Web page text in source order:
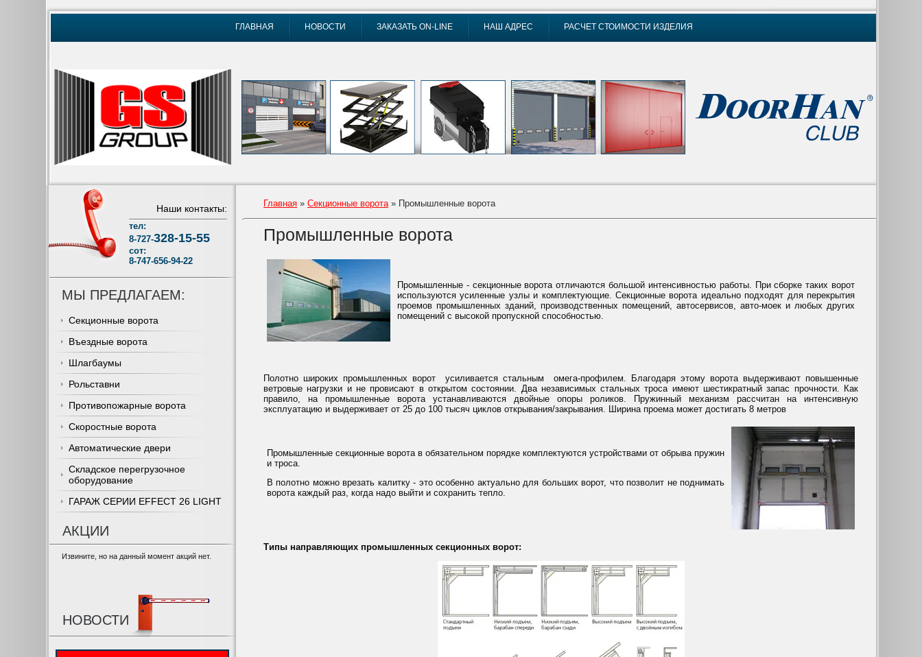
ГЛАВНАЯ НОВОСТИ ЗАКАЗАТЬ ON-LINE НАШ АДРЕС РАСЧЕТ СТОИМОСТИ ИЗДЕЛИЯ
Наши контакты:
тел:
8-727-328-15-55
сот:
8-747-656-94-22
МЫ ПРЕДЛАГАЕМ:
Секционные ворота
Въездные ворота
Шлагбаумы
Рольставни
Противопожарные ворота
Скоростные ворота
Автоматические двери
Складское перегрузочное
оборудование
ГАРАЖ СЕРИИ EFFECT 26 LIGHT
АКЦИИ
Извините, но на данный момент акций нет.
НОВОСТИ
Главная » Секционные ворота» Промышленные ворота
Промышленные ворота
Промышленные - секционные ворота отличаются большой интенсивностью работы. При сборке таких ворот
используются усиленные узлы и комплектующие. Секционные ворота идеально подходят для перекрытия
проемов промышленных зданий, производственных помещений, автосервисов, авто-моек и любых других
помещений с высокой пропускной способностью.
Полотно широких промышленных ворот усиливается стальным омега-профилем. Благодаря этому ворота выдерживают повышенные
ветровые нагрузки и не провисают в открытом состоянии. Два независимых стальных троса имеют шестикратный запас прочности. Как
правило, на промышленные ворота устанавливаются двойные опоры роликов. Пружинный механизм рассчитан на интенсивную
эксплуатацию и выдерживает от 25 до 100 тысяч циклов открывания/закрывания. Ширина проема может достигать 8 метров
Промышленные секционные ворота в обязательном порядке комплектуются устройствами от обрыва пружин
и троса.
В полотно можно врезать калитку - это особенно актуально для больших ворот, что позволит не поднимать
ворота каждый раз, когда надо выйти и сохранить тепло.
Типы направляющих промышленных секционных ворот: